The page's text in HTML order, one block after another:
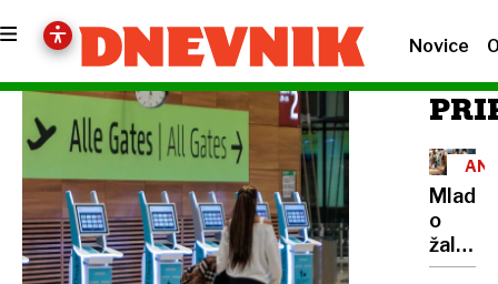
Novice
Mladi
o